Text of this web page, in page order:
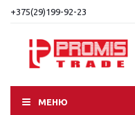
+375(29)199-92-23
МЕНЮ